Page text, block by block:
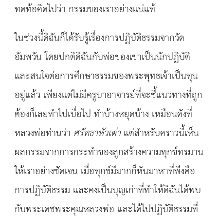
ทดท้อคิดไปว่า กรรมของเราอย่างแน่แท้
ในช่วงนี้ดิฉันก็ได้รับรู้เรื่องการปฏิบัติธรรมจากวัด
อัมพวัน โดยปกติดิฉันกับพ่อของเขาเป็นนักปฏิบัติ
และสนใจต่อการศึกษาธรรมของพระพุทธเจ้าเป็นทุน
อยู่แล้ว เพียงแต่ไม่มีครูบาอาจารย์ที่จะชี้แนวทางที่ถูก
ต้องก็เลยทำไปเบื่อไป ทำบ้างหยุดบ้าง เหมือนดังที่
หลวงพ่อท่านว่า ศรัทธาหัวเต่าแต่สำหรับคราวนี้เห็น
ผลกรรมจากการกระทำของลูกสร้างความทุกข์ทรมาน
ให้เราอย่างชัดเจน เมื่อทุกข์มีมากก็หันมาหาที่พึงคือ
การปฏิบัติธรรม และคงเป็นบุญเก่าที่ทำให้ดิฉันได้พบ
กับพระเดชพระคุณหลวงพ่อ และได้ไปปฏิบัติธรรมที่